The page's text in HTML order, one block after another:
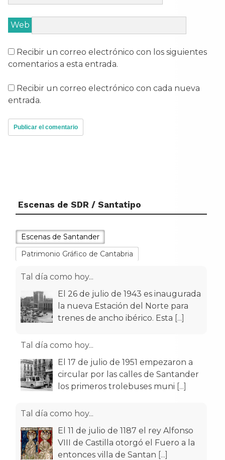
Web
Recibir un correo electrónico con los siguientes
comentarios a esta entrada.
Recibir un correo electrónico con cada nueva
entrada.
Escenas de SDR / Santatipo
Escenas de Santander
Patrimonio Gráfico de Cantabria
Tal día como hoy...
El 26 de julio de 1943 es inaugurada
la nueva Estación del Norte para
trenes de ancho ibérico. Esta [...]
Tal día como hoy...
El 17 de julio de 1951 empezaron a
circular por las calles de Santander
los primeros trolebuses muni [...]
Tal día como hoy...
El 11 de julio de 1187 el rey Alfonso
VIII de Castilla otorgó el Fuero a la
entonces villa de Santan [...]